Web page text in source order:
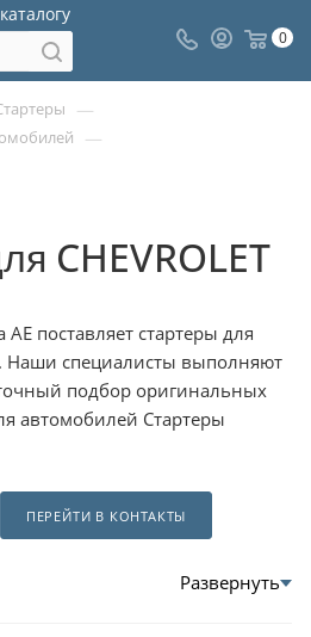
0
—
—
CHEVROLET
поставляет стартеры для
Наши специалисты выполняют
подбор оригинальных
автомобилей Стартеры
ПЕРЕЙТИ В КОНТАКТЫ